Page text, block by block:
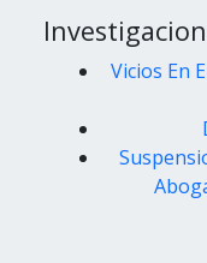
Vicios En